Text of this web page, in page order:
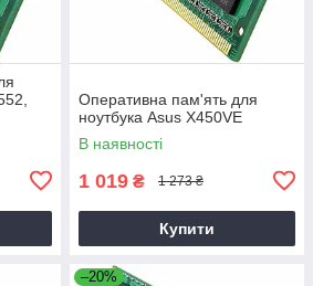
Оперативна пам'ять для
ноутбука Asus X450VE
В наявності
1 019 ₴ 1 273 ₴
Купити
–20%